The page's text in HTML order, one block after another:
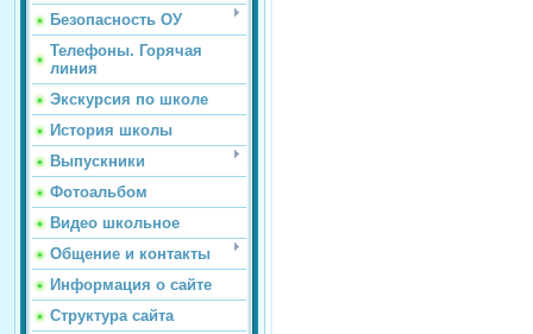
Безопасность ОУ
Телефоны. Горячая
линия
Экскурсия по школе
История школы
Выпускники
Фотоальбом
Видео школьное
Общение и контакты
Информация о сайте
Структура сайта